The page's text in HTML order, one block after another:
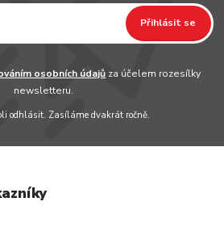
Přihlásit se
osobních údajů za účelem rozesílky
newsletteru.
odhlásit. Zasíláme dvakrát ročně.